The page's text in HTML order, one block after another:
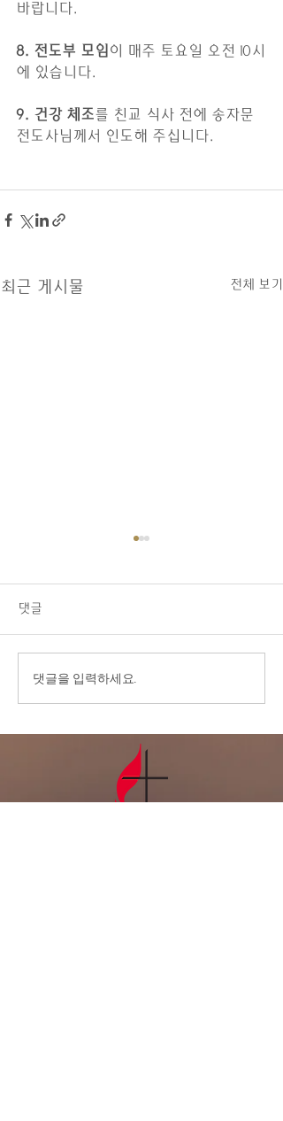
바랍니다.
8. 전도부 모임 이 매주 토요일 오전 10시
에 있습니다.
9. 건강 체조를 친교 식사 전에 송자문
전도사님께서 인도해 주십니다.
최근 게시물 전체 보기
1.오늘 LA 복음연합감리교회
료 중에 계신 분들을 위해서
기도를 부탁드립니다. 3.전교
월 말까지 전교인 심방을 합니
다. 게시판에 사인업 시트가
댓글
댓글을 입력하세요.